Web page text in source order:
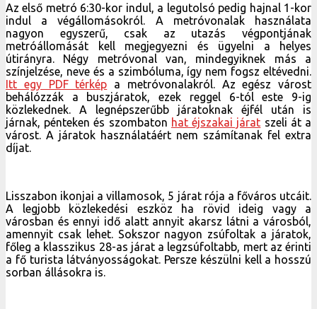
Az első metró 6:30-kor indul, a legutolsó pedig hajnal 1-kor
indul a végállomásokról. A metróvonalak használata
nagyon egyszerű, csak az utazás végpontjának
metróállomását kell megjegyezni és ügyelni a helyes
útirányra. Négy metróvonal van, mindegyiknek más a
színjelzése, neve és a szimbóluma, így nem fogsz eltévedni.
Itt egy PDF térkép a metróvonalakról. Az egész várost
behálózzák a buszjáratok, ezek reggel 6-tól este 9-ig
közlekednek. A legnépszerűbb járatoknak éjfél után is
járnak, pénteken és szombaton hat éjszakai járat szeli át a
várost. A járatok használatáért nem számítanak fel extra
díjat.
Lisszabon ikonjai a villamosok, 5 járat rója a főváros utcáit.
A legjobb közlekedési eszköz ha rövid ideig vagy a
városban és ennyi idő alatt annyit akarsz látni a városból,
amennyit csak lehet. Sokszor nagyon zsúfoltak a járatok,
főleg a klasszikus 28-as járat a legzsúfoltabb, mert az érinti
a fő turista látványosságokat. Persze készülni kell a hosszú
sorban állásokra is.